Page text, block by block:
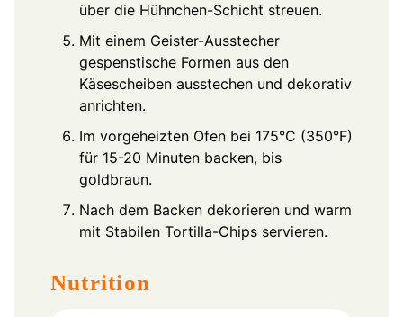
über die Hühnchen-Schicht streuen.
Mit einem Geister-Ausstecher
gespenstische Formen aus den
Käsescheiben ausstechen und dekorativ
anrichten.
Im vorgeheizten Ofen bei 175°C (350°F)
für 15-20 Minuten backen, bis
goldbraun.
Nach dem Backen dekorieren und warm
mit Stabilen Tortilla-Chips servieren.
Nutrition